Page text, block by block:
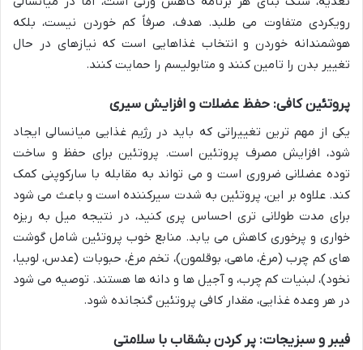
رویکردی متفاوت می طلبد. هدف، صرفاً کم خوردن نیست، بلکه
هوشمندانه خوردن و انتخاب غذاهایی است که نیازهای در حال
تغییر بدن را تامین کنند و متابولیسم را حمایت کنند.
پروتئین کافی: حفظ عضلات و افزایش سیری
یکی از مهم ترین تغییراتی که باید در رژیم غذایی میانسالی ایجاد
شود، افزایش مصرف پروتئین است. پروتئین برای حفظ و ساخت
توده عضلانی ضروری است و می تواند به مقابله با سارکوپنی کمک
کند. علاوه بر این، پروتئین به شدت سیرکننده است و باعث می شود
برای مدت طولانی تری احساس پری کنید، در نتیجه میل به ریزه
خواری و پرخوری کاهش می یابد. منابع خوب پروتئین شامل گوشت
های کم چرب (مرغ، ماهی، بوقلمون)، تخم مرغ، حبوبات (عدس، لوبیا،
نخود)، لبنیات کم چرب، و آجیل ها و دانه ها هستند. توصیه می شود
در هر وعده غذایی، مقدار کافی پروتئین گنجانده شود.
فیبر و سبزیجات: پر کردن بشقاب با سلامتی